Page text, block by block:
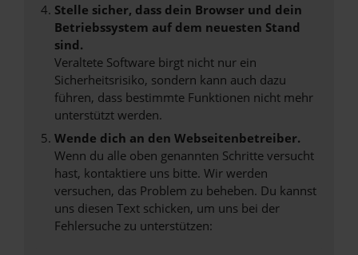
Stelle sicher, dass dein Browser und dein
Betriebssystem auf dem neuesten Stand
sind.
Veraltete Software birgt nicht nur ein
Sicherheitsrisiko, sondern kann auch dazu
führen, dass bestimmte Funktionen nicht mehr
unterstützt werden.
Wende dich an den Webseitenbetreiber.
Wenn du alle oben genannten Schritte versucht
hast, kontaktiere uns bitte. Wir werden
versuchen, das Problem zu beheben. Du kannst
uns diesen Text schicken, um uns bei der
Fehlersuche zu unterstützen: